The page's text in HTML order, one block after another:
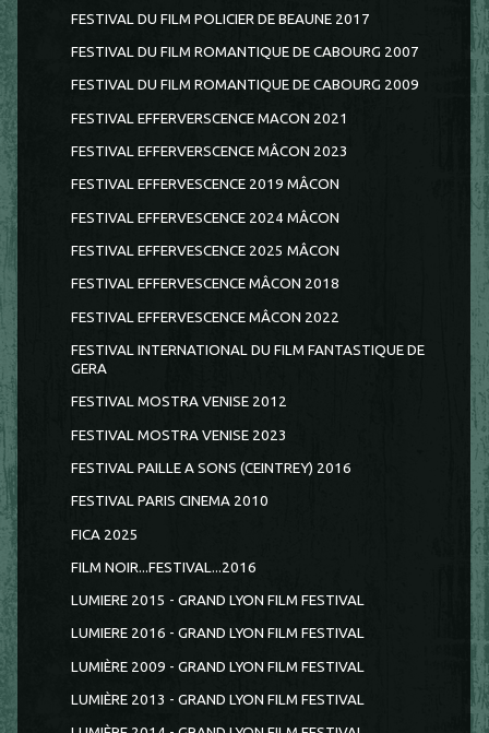
FESTIVAL DU FILM POLICIER DE BEAUNE 2017
FESTIVAL DU FILM ROMANTIQUE DE CABOURG 2007
FESTIVAL DU FILM ROMANTIQUE DE CABOURG 2009
FESTIVAL EFFERVERSCENCE MACON 2021
FESTIVAL EFFERVERSCENCE MÂCON 2023
FESTIVAL EFFERVESCENCE 2019 MÂCON
FESTIVAL EFFERVESCENCE 2024 MÂCON
FESTIVAL EFFERVESCENCE 2025 MÂCON
FESTIVAL EFFERVESCENCE MÂCON 2018
FESTIVAL EFFERVESCENCE MÂCON 2022
FESTIVAL INTERNATIONAL DU FILM FANTASTIQUE DE
GERA
FESTIVAL MOSTRA VENISE 2012
FESTIVAL MOSTRA VENISE 2023
FESTIVAL PAILLE A SONS (CEINTREY) 2016
FESTIVAL PARIS CINEMA 2010
FICA 2025
FILM NOIR...FESTIVAL...2016
LUMIERE 2015 - GRAND LYON FILM FESTIVAL
LUMIERE 2016 - GRAND LYON FILM FESTIVAL
LUMIÈRE 2009 - GRAND LYON FILM FESTIVAL
LUMIÈRE 2013 - GRAND LYON FILM FESTIVAL